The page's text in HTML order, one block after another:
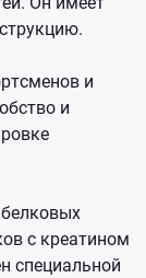
и
и
с креатином
специальной